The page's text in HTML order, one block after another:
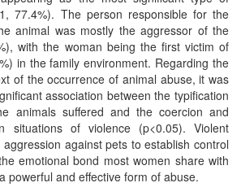
77.4%). The person responsible for the
animal was mostly the aggressor of the
with the woman being the first victim of
in the family environment. Regarding the
of the occurrence of animal abuse, it was
association between the typification
animals suffered and the coercion and
situations of violence (p<0.05). Violent
against pets to establish control
emotional bond most women share with
powerful and effective form of abuse.